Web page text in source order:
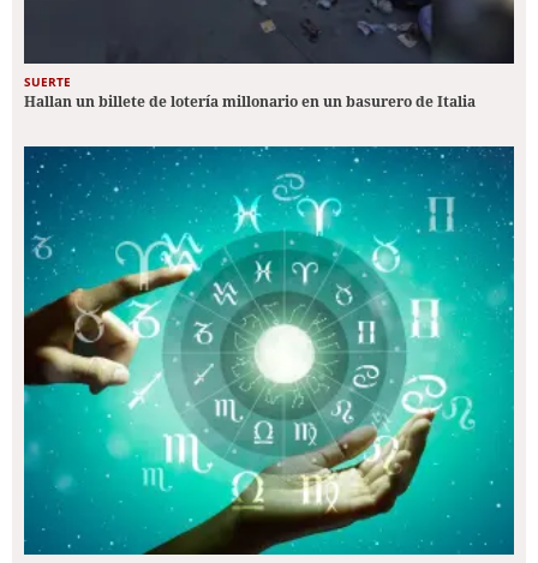
SUERTE
Hallan un billete de lotería millonario en un basurero de Italia